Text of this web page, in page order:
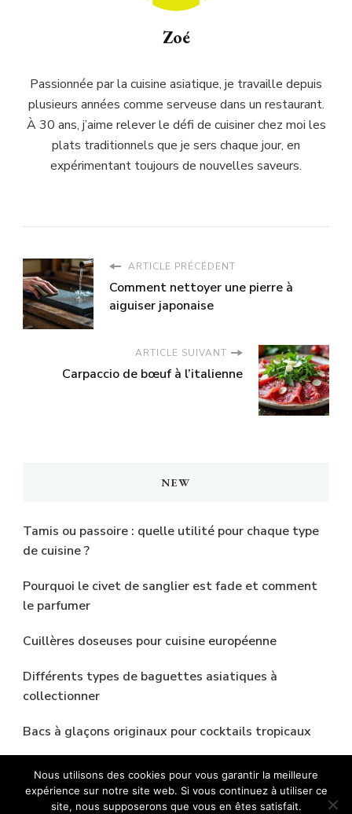
Zoé
Passionnée par la cuisine asiatique, je travaille depuis
plusieurs années comme serveuse dans un restaurant.
À 30 ans, j’aime relever le défi de cuisiner chez moi les
plats traditionnels que je sers chaque jour, en
expérimentant toujours de nouvelles saveurs.
ARTICLE PRÉCÉDENT
Comment nettoyer une pierre à
aiguiser japonaise
ARTICLE SUIVANT
Carpaccio de bœuf à l’italienne
NEW
Tamis ou passoire : quelle utilité pour chaque type
de cuisine ?
Pourquoi le civet de sanglier est fade et comment
le parfumer
Cuillères doseuses pour cuisine européenne
Différents types de baguettes asiatiques à
collectionner
Bacs à glaçons originaux pour cocktails tropicaux
Nous utilisons des cookies pour vous garantir la meilleure
expérience sur notre site web. Si vous continuez à utiliser ce
site, nous supposerons que vous en êtes satisfait.